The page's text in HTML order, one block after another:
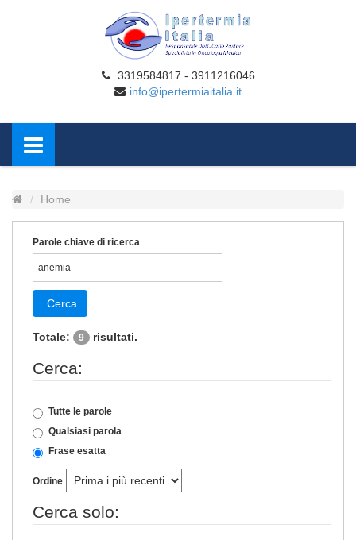
3319584817 - 3911216046
info@ipertermiaitalia.it
Home
Parole chiave di ricerca
Cerca
Totale: 9 risultati.
Cerca:
Tutte le parole
Qualsiasi parola
Frase esatta
Ordine
Cerca solo: